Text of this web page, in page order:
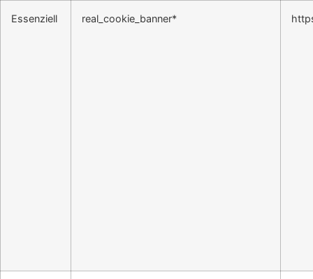
Essenziell real_cookie_banner*